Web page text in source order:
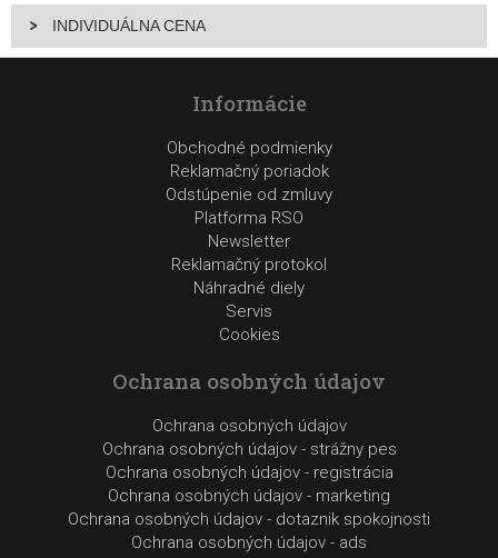
INDIVIDUÁLNA CENA
Informácie
Obchodné podmienky
Reklamačný poriadok
Odstúpenie od zmluvy
Platforma RSO
Newsletter
Reklamačný protokol
Náhradné diely
Servis
Cookies
Ochrana osobných údajov
Ochrana osobných údajov
Ochrana osobných údajov - strážny pes
Ochrana osobných údajov - registrácia
Ochrana osobných údajov - marketing
Ochrana osobných údajov - dotaznik spokojnosti
Ochrana osobných údajov - ads